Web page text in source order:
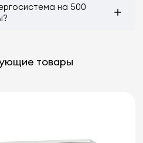
на 500
товары